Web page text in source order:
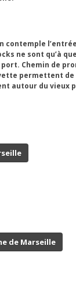
contemple
ne sont qu’à
Chemin de
permettent
autour du vieux
de Marseille